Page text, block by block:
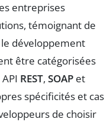
entreprises
témoignant de
développement
être catégorisées
REST, SOAP et
spécificités et cas
de choisir